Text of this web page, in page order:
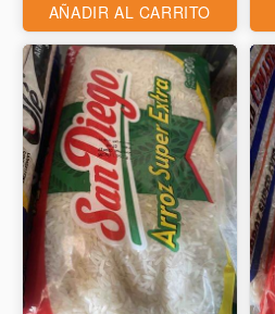
AÑADIR AL CARRITO